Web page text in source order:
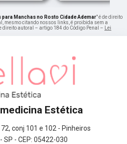
Manchas no Rosto Cidade Ademar" é de direito
mesmo citando nossos links, é proibida sem a
direito autoral – artigo 184 do Código Penal –
Lei
Estética
conj 101 e 102 - Pinheiros
SP - CEP: 05422-030